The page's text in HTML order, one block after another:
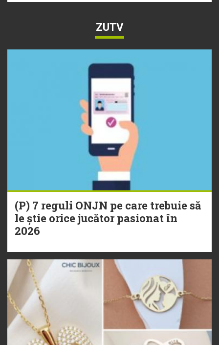
ZUTV
(P) 7 reguli ONJN pe care trebuie să
le știe orice jucător pasionat în
2026